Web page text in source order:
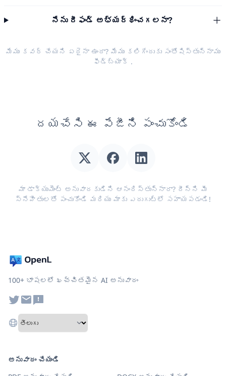
నేను రీఫండ్ అభ్యర్థించగలనా?
మేము కవర్ చేయని ఏదైనా ఉందా? మేము కలిగేందుకు సంతోషిస్తున్నాము
ఫీడ్‌బ్యాక్ .
దయచేసి ఈ పేజీని పంచుకోండి
మా డాక్యుమెంట్ అనువాదకుడిని ఆనందిస్తున్నారా? దీన్ని మీ
స్నేహితులతో పంచుకోండి మరియు మాకు ఎదుగుట్లో సహాయపడండి!
100+ భాషలలో ఖచ్చితమైన AI అనువాదం
అనువాదం చేయండి